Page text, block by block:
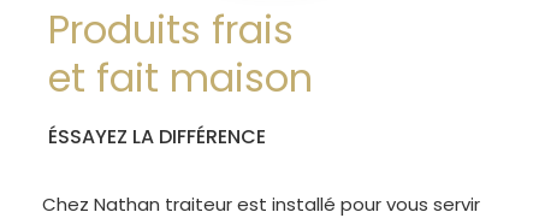
Produits frais
et fait maison
ÉSSAYEZ LA DIFFÉRENCE
Chez Nathan traiteur est installé pour vous servir